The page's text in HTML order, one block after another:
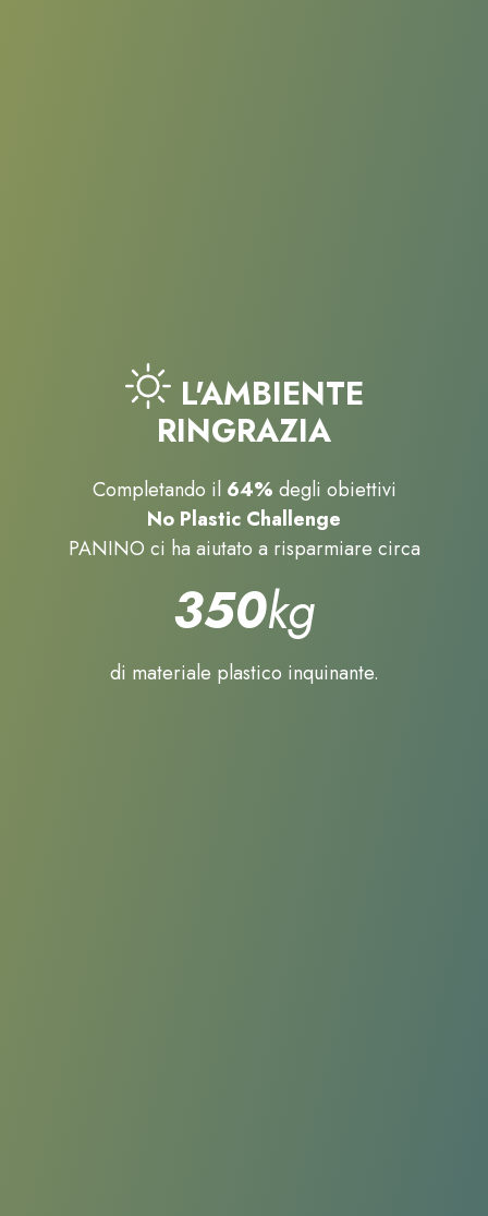
L'AMBIENTE
RINGRAZIA
Completando il 64% degli obiettivi
No Plastic Challenge
PANINO ci ha aiutato a risparmiare circa
350kg
di materiale plastico inquinante.